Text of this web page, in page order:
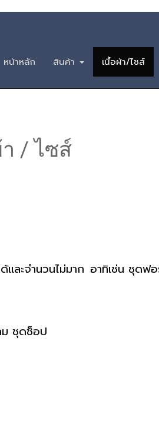
ฒนา
หน้าหลัก สินค้า เนื้อผ้า/ไซส์
/ ไซส์
และจำนวนไม่มาก อาทิเช่น ชุดฟ
ม ชุดช็อป